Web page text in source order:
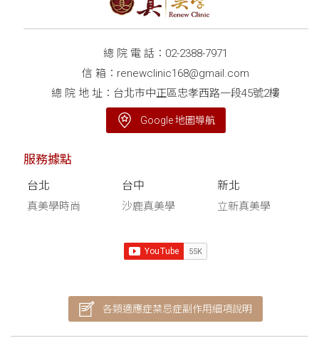
總 院 電 話： 02-2388-7971
信 箱： renewclinic168@gmail.com
總 院 地 址：台北市中正區忠孝西路一段45號2樓
Google 地圖導航
服務據點
台北
真美學時尚
台中
沙鹿真美學
新北
立新真美學
各類適應症禁忌症副作用細項說明